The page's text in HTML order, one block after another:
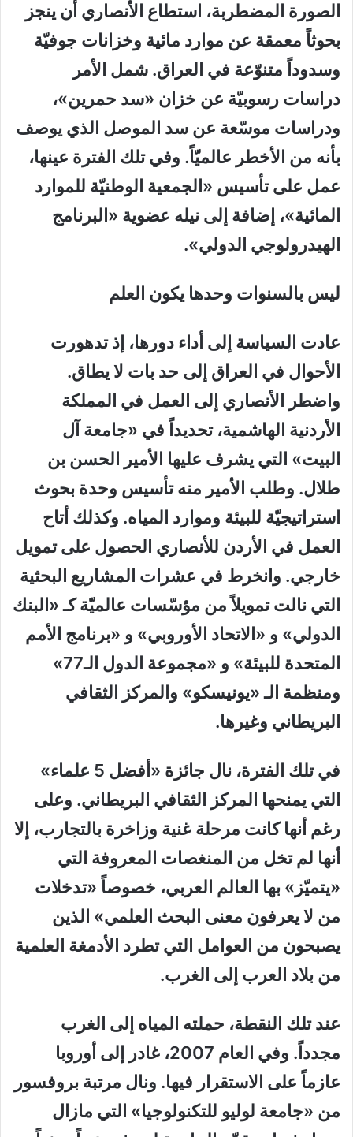
الصورة المضطربة، استطاع الأنصاري أن ينجز
بحوثاً معمقة عن موارد مائية وخزانات جوفيّة
وسدوداً متنوّعة في العراق. شمل الأمر
دراسات رسوبيّة عن خزان «سد حمرين»،
ودراسات موسّعة عن سد الموصل الذي يوصف
بأنه من الأخطر عالميّاً. وفي تلك الفترة عينها،
عمل على تأسيس «الجمعية الوطنيّة للموارد
المائية»، إضافة إلى نيله عضوية «البرنامج
الهيدرولوجي الدولي».
ليس بالسنوات وحدها يكون العلم
عادت السياسة إلى أداء دورها، إذ تدهورت
الأحوال في العراق إلى حد بات لا يطاق.
واضطر الأنصاري إلى العمل في المملكة
الأردنية الهاشمية، تحديداً في «جامعة آل
البيت» التي يشرف عليها الأمير الحسن بن
طلال. وطلب الأمير منه تأسيس وحدة بحوث
استراتيجيّة للبيئة وموارد المياه. وكذلك أتاح
العمل في الأردن للأنصاري الحصول على تمويل
خارجي. وانخرط في عشرات المشاريع البحثية
التي نالت تمويلاً من مؤسّسات عالميّة كـ «البنك
الدولي» و «الاتحاد الأوروبي» و «برنامج الأمم
المتحدة للبيئة» و «مجموعة الدول الـ77»
ومنظمة الـ «يونيسكو» والمركز الثقافي
البريطاني وغيرها.
في تلك الفترة، نال جائزة «أفضل 5 علماء»
التي يمنحها المركز الثقافي البريطاني. وعلى
رغم أنها كانت مرحلة غنية وزاخرة بالتجارب، إلا
أنها لم تخل من المنغصات المعروفة التي
«يتميّز» بها العالم العربي، خصوصاً «تدخلات
من لا يعرفون معنى البحث العلمي» الذين
يصبحون من العوامل التي تطرد الأدمغة العلمية
من بلاد العرب إلى الغرب.
عند تلك النقطة، حملته المياه إلى الغرب
مجدداً. وفي العام 2007، غادر إلى أوروبا
عازماً على الاستقرار فيها. ونال مرتبة بروفسور
من «جامعة لوليو للتكنولوجيا» التي مازال